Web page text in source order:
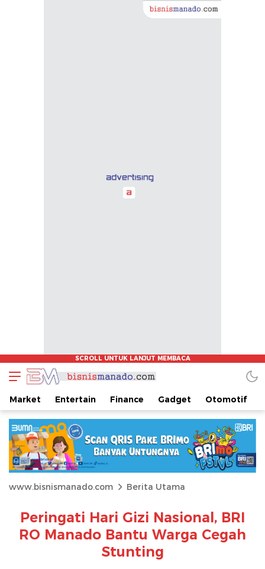
Market Entertain Finance Gadget Otomotif
www.bisnismanado.com Berita Utama
Peringati Hari Gizi Nasional, BRI
RO Manado Bantu Warga Cegah
Stunting